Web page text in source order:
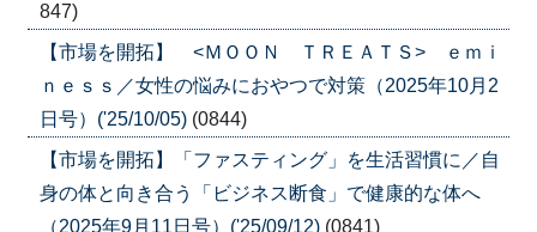
847)
【市場を開拓】 <ＭＯＯＮ ＴＲＥＡＴＳ> ｅｍｉ
ｎｅｓｓ／女性の悩みにおやつで対策（2025年10月2
日号）('25/10/05) (0844)
【市場を開拓】「ファスティング」を生活習慣に／自
身の体と向き合う「ビジネス断食」で健康的な体へ
（2025年9月11日号）('25/09/12) (0841)